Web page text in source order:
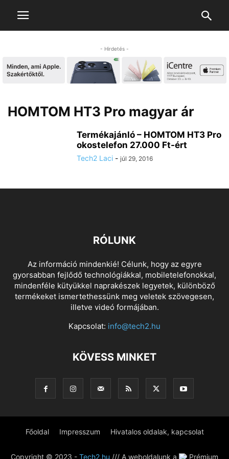
- Hirdetés -
HOMTOM HT3 Pro magyar ár
Termékajánló – HOMTOM HT3 Pro
okostelefon 27.000 Ft-ért
Tech2 Laci - júl 29, 2016
RÓLUNK
Az információ mindenkié! Célunk, hogy az egyre
gyorsabban fejlődő technológiákkal, mobiletelefonokkal,
mindenféle kütyükkel naprakészek legyetek, különböző
termékeket ismertethessünk meg veletek szövegesen,
illetve videó formájában.
Kapcsolat: info@tech2.hu
KÖVESS MINKET
Főoldal Impresszum Hivatalos oldalak, kapcsolat
Copyright © 2023 - Tech2.hu /// A weboldalunk a Prémium